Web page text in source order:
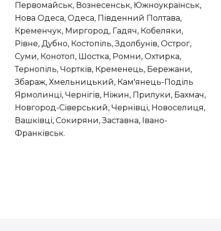
Первомайськ, Вознесенськ, Южноукраїнськ,
Нова Одеса, Одеса, Південний Полтава,
Кременчук, Миргород, Гадяч, Кобеляки,
Рівне, Дубно, Костопіль, Здолбунів, Острог,
Суми, Конотоп, Шостка, Ромни, Охтирка,
Тернопіль, Чортків, Кременець, Бережани,
Збараж, Хмельницький, Кам'янець-Поділь
Ярмолинці, Чернігів, Ніжин, Прилуки, Бахмач,
Новгород-Сіверський, Чернівці, Новоселиця,
Вашківці, Сокиряни, Заставна, Івано-
Франківськ.